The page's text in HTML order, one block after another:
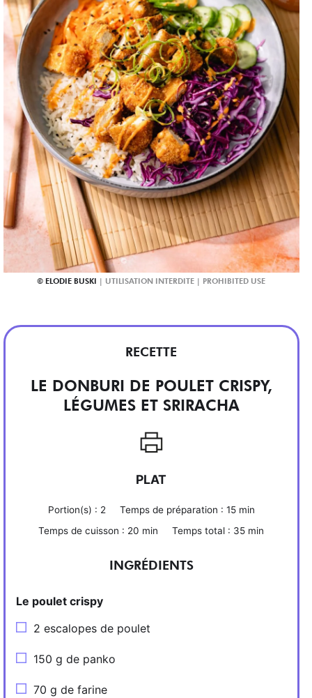
ELODIE BUSKI
RECETTE
LE DONBURI DE POULET CRISPY,
LÉGUMES ET SRIRACHA
PLAT
Portion(s) : 2 Temps de préparation : 15 min
Temps de cuisson : 20 min Temps total : 35 min
INGRÉDIENTS
Le poulet crispy
2 escalopes de poulet
150 g de panko
70 g de farine